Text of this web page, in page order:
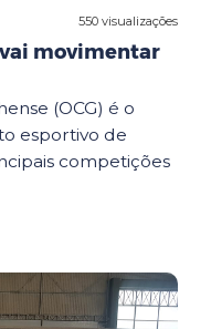
550 visualizações
movimentar
(OCG) é o
esportivo de
competições